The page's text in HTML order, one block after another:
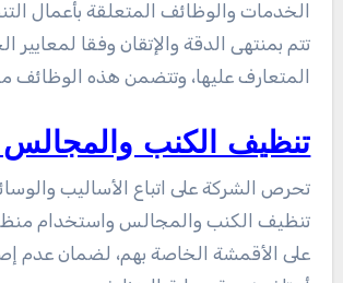
الخدمات والوظائف المتعلقة بأعمال
تتم بمنتهى الدقة والإتقان وفقا لمعايير
المتعارف عليها، وتتضمن هذه الوظائف
تنظيف الكنب
تحرص الشركة على اتباع الأساليب
تنظيف الكنب والمجالس واستخدام
على الأقمشة الخاصة بهم، لضمان عدم